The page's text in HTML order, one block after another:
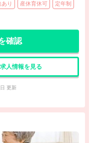
り 産休育休可 定年制
確認
求人情報を見る
更新